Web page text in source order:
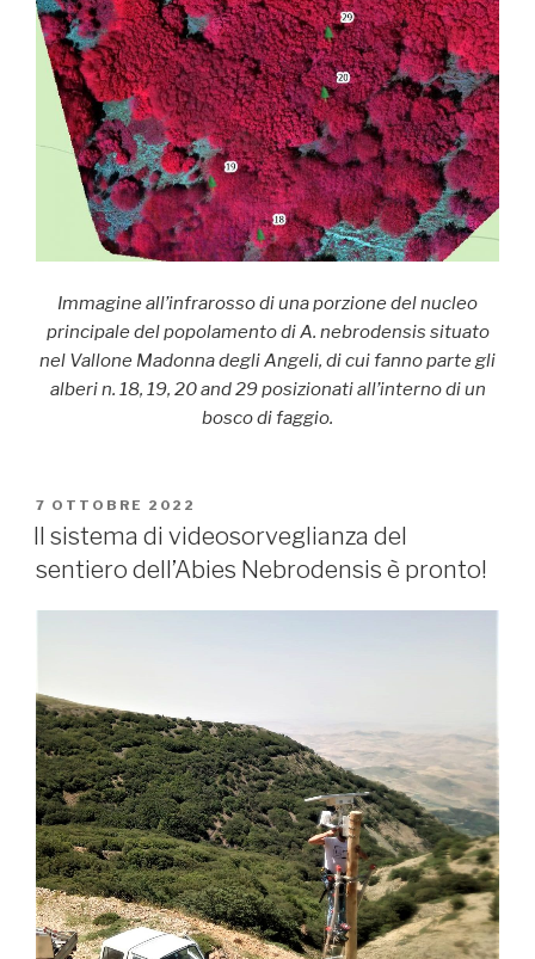
Immagine all’infrarosso di una porzione del nucleo
principale del popolamento di A. nebrodensis situato
nel Vallone Madonna degli Angeli, di cui fanno parte gli
alberi n. 18, 19, 20 and 29 posizionati all’interno di un
bosco di faggio.
PUBBLICATO
IL
7 OTTOBRE 2022
Il sistema di videosorveglianza del
sentiero dell’Abies Nebrodensis è pronto!